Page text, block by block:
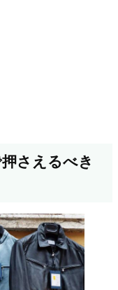
さえるべき